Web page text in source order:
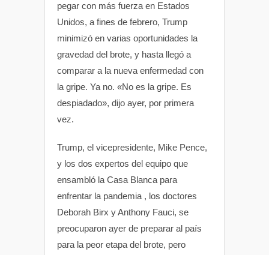
pegar con más fuerza en Estados
Unidos, a fines de febrero, Trump
minimizó en varias oportunidades la
gravedad del brote, y hasta llegó a
comparar a la nueva enfermedad con
la gripe. Ya no. «No es la gripe. Es
despiadado», dijo ayer, por primera
vez.
Trump, el vicepresidente, Mike Pence,
y los dos expertos del equipo que
ensambló la Casa Blanca para
enfrentar la pandemia , los doctores
Deborah Birx y Anthony Fauci, se
preocuparon ayer de preparar al país
para la peor etapa del brote, pero